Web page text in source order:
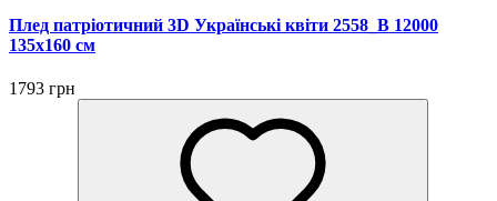
Плед патріотичний 3D Українські квіти 2558_B 12000
135х160 см
1793 грн